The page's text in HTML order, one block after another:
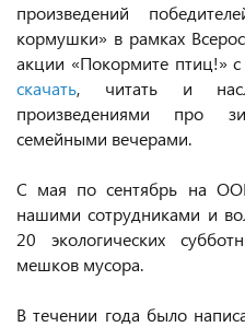
произведений
кормушки» в рамках
акции «Покормите птиц!»
скачать, читать и
произведениями про
семейными вечерами.
С мая по сентябрь на
нашими сотрудниками и
20 экологических
мешков мусора.
В течении года было